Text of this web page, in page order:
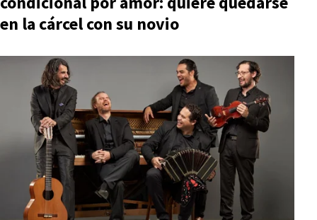
en la cárcel con su novio